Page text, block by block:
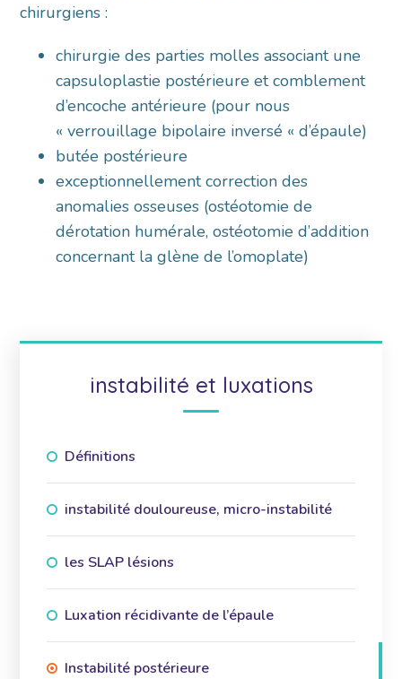
chirurgiens :
chirurgie des parties molles associant une
capsuloplastie postérieure et comblement
d’encoche antérieure (pour nous
« verrouillage bipolaire inversé « d’épaule)
butée postérieure
exceptionnellement correction des
anomalies osseuses (ostéotomie de
dérotation humérale, ostéotomie d’addition
concernant la glène de l’omoplate)
instabilité et luxations
Définitions
instabilité douloureuse, micro-instabilité
les SLAP lésions
Luxation récidivante de l’épaule
Instabilité postérieure